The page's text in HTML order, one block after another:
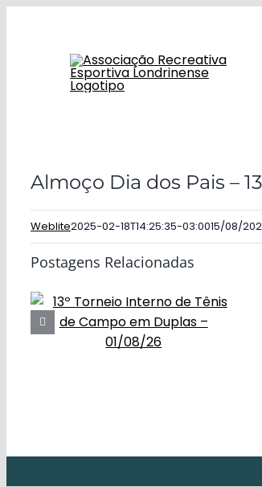
Almoço Dia dos Pais –
Weblite2025-02-18T14:25:35-03:0015/08/
Postagens Relacionadas